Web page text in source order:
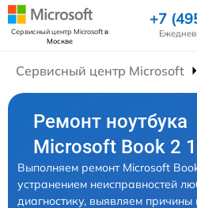
Сервисный центр Microsoftв
Москве
+7
Сервисный центр Microsoft
Ремонт ноутбука
Microsoft Book 2
Выполняем ремонт Microsoft
устранением неисправностей
диагностику, выявляем